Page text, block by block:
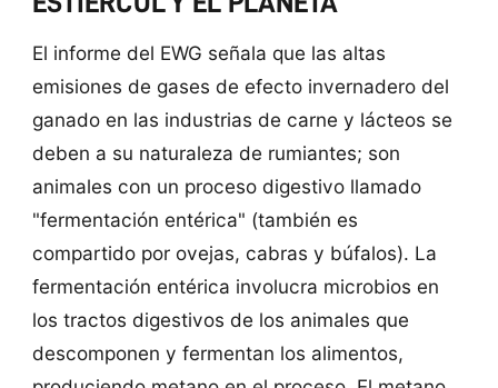
El informe del EWG señala que las altas
emisiones de gases de efecto invernadero del
ganado en las industrias de carne y lácteos se
deben a su naturaleza de rumiantes; son
animales con un proceso digestivo llamado
"fermentación entérica" (también es
compartido por ovejas, cabras y búfalos). La
fermentación entérica involucra microbios en
los tractos digestivos de los animales que
descomponen y fermentan los alimentos,